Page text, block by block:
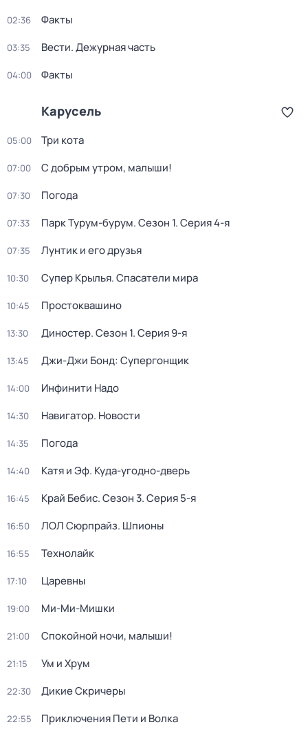
02:36 Факты
03:35 Вести. Дежурная часть
04:00 Факты
Карусель
05:00 Три кота
07:00 С добрым утром, малыши!
07:30 Погода
07:33 Парк Турум-бурум. Сезон 1. Серия 4-я
07:35 Лунтик и его друзья
10:30 Супер Крылья. Спасатели мира
10:45 Простоквашино
13:30 Диностер. Сезон 1. Серия 9-я
13:45 Джи-Джи Бонд: Супергонщик
14:00 Инфинити Надо
14:30 Навигатор. Новости
14:35 Погода
14:40 Катя и Эф. Куда-угодно-дверь
16:45 Край Бебис. Сезон 3. Серия 5-я
16:50 ЛОЛ Сюрпрайз. Шпионы
16:55 Технолайк
17:10 Царевны
19:00 Ми-Ми-Мишки
21:00 Спокойной ночи, малыши!
21:15 Ум и Хрум
22:30 Дикие Скричеры
22:55 Приключения Пети и Волка